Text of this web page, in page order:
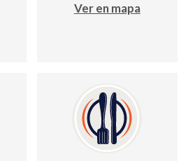
Ver en mapa